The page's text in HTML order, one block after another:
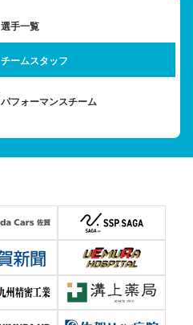
選手一覧
チームスタッフ
パフォーマンスチーム